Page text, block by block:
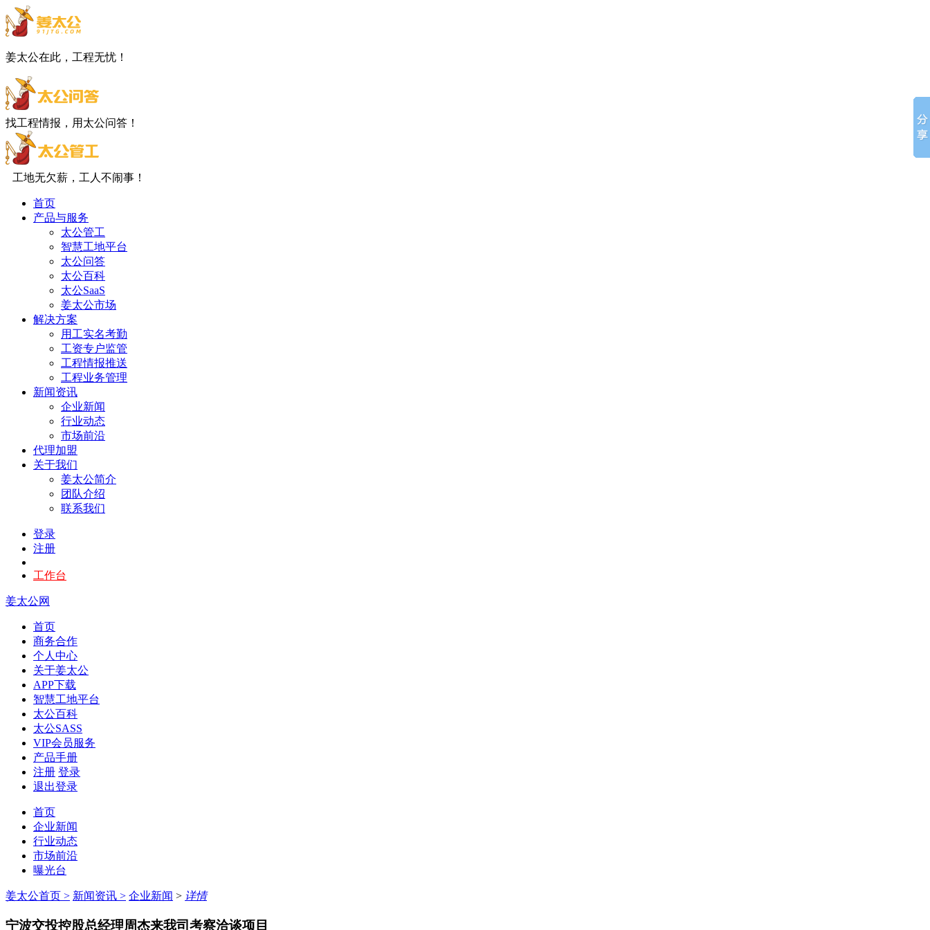
姜太公在此，工程无忧！
找工程情报，用太公问答！
工地无欠薪，工人不闹事！
首页
产品与服务
太公管工
智慧工地平台
太公问答
太公百科
太公SaaS
姜太公市场
解决方案
用工实名考勤
工资专户监管
工程情报推送
工程业务管理
新闻资讯
企业新闻
行业动态
市场前沿
代理加盟
关于我们
姜太公简介
团队介绍
联系我们
登录
注册
工作台
姜太公网
首页
商务合作
个人中心
关于姜太公
APP下载
智慧工地平台
太公百科
太公SASS
VIP会员服务
产品手册
注册 登录
退出登录
首页
企业新闻
行业动态
市场前沿
曝光台
姜太公首页 > 新闻资讯 > 企业新闻 > 详情
宁波交投控股总经理周杰来我司考察洽谈项目